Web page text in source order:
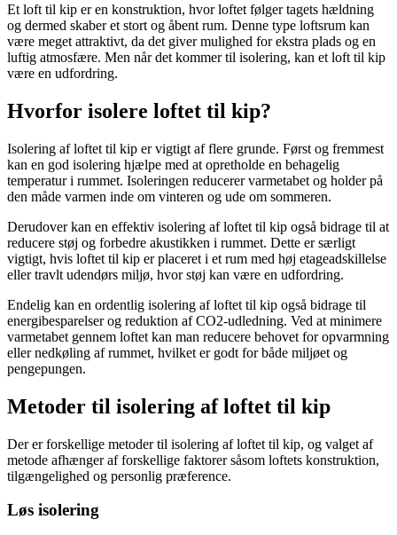
Et loft til kip er en konstruktion, hvor loftet følger tagets hældning
og dermed skaber et stort og åbent rum. Denne type loftsrum kan
være meget attraktivt, da det giver mulighed for ekstra plads og en
luftig atmosfære. Men når det kommer til isolering, kan et loft til kip
være en udfordring.
Hvorfor isolere loftet til kip?
Isolering af loftet til kip er vigtigt af flere grunde. Først og fremmest
kan en god isolering hjælpe med at opretholde en behagelig
temperatur i rummet. Isoleringen reducerer varmetabet og holder på
den måde varmen inde om vinteren og ude om sommeren.
Derudover kan en effektiv isolering af loftet til kip også bidrage til at
reducere støj og forbedre akustikken i rummet. Dette er særligt
vigtigt, hvis loftet til kip er placeret i et rum med høj etageadskillelse
eller travlt udendørs miljø, hvor støj kan være en udfordring.
Endelig kan en ordentlig isolering af loftet til kip også bidrage til
energibesparelser og reduktion af CO2-udledning. Ved at minimere
varmetabet gennem loftet kan man reducere behovet for opvarmning
eller nedkøling af rummet, hvilket er godt for både miljøet og
pengepungen.
Metoder til isolering af loftet til kip
Der er forskellige metoder til isolering af loftet til kip, og valget af
metode afhænger af forskellige faktorer såsom loftets konstruktion,
tilgængelighed og personlig præference.
Løs isolering